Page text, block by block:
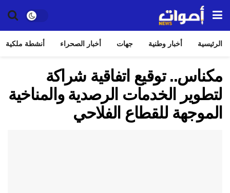
الرئيسية أخبار وطنية جهات أخبار الصحراء أنشطة ملكية
مكناس.. توقيع اتفاقية شراكة
لتطوير الخدمات الرصدية والمناخية
الموجهة للقطاع الفلاحي